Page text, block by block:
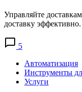
Управляйте
доставку эффективно.
5
Автоматизация
Инструменты
Услуги